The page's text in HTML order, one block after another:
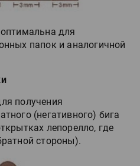
для
папок и аналогичной
получения
(негативного) бига
лепорелло, где
стороны).